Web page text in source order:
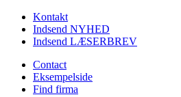
Kontakt
Indsend NYHED
Indsend LÆSERBREV
Contact
Eksempelside
Find firma